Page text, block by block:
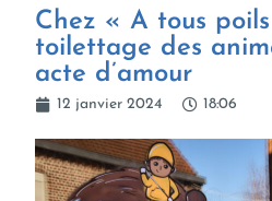
Chez « A tous
toilettage des
acte d’amour
12 janvier 2024 18:06